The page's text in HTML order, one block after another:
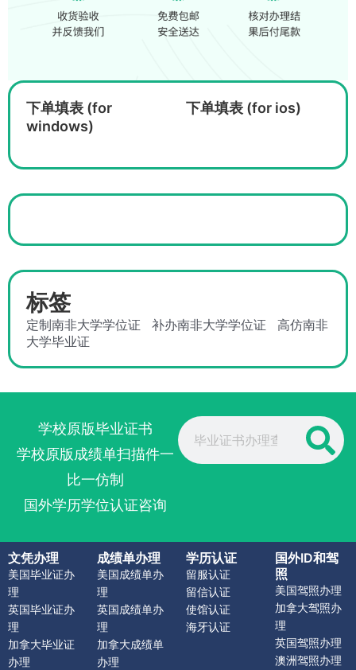
下单填表 (for
windows)
下单填表 (for ios)
标签
定制南非大学学位证 补办南非大学学位证
高仿南非
大学毕业证
学校原版毕业证书
学校原版成绩单扫描件一
比一仿制
国外学历学位认证咨询
Search
文凭办理
美国毕业证办
理
英国毕业证办
理
加拿大毕业证
办理
成绩单办理
美国成绩单办
理
英国成绩单办
理
加拿大成绩单
办理
学历认证
留服认证
留信认证
使馆认证
海牙认证
国外ID和驾
照
美国驾照办理
加拿大驾照办
理
英国驾照办理
澳洲驾照办理